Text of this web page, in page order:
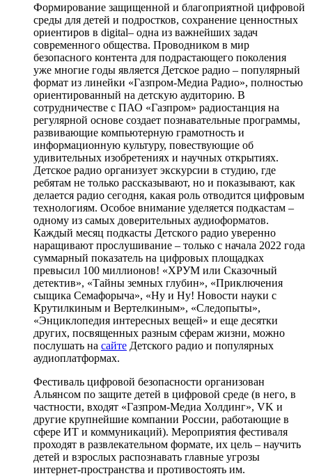
Формирование защищенной и благоприятной цифровой
среды для детей и подростков, сохранение ценностных
ориентиров в digital– одна из важнейших задач
современного общества. Проводником в мир
безопасного контента для подрастающего поколения
уже многие годы является Детское радио – популярный
формат из линейки «Газпром-Медиа Радио», полностью
ориентированный на детскую аудиторию. В
сотрудничестве с ПАО «Газпром» радиостанция на
регулярной основе создает познавательные программы,
развивающие компьютерную грамотность и
информационную культуру, повествующие об
удивительных изобретениях и научных открытиях.
Детское радио организует экскурсии в студию, где
ребятам не только рассказывают, но и показывают, как
делается радио сегодня, какая роль отводится цифровым
технологиям. Особое внимание уделяется подкастам –
одному из самых доверительных аудиоформатов.
Каждый месяц подкасты Детского радио уверенно
наращивают прослушивание – только с начала 2022 года
суммарный показатель на цифровых площадках
превысил 100 миллионов! «ХРУМ или Сказочный
детектив», «Тайны земных глубин», «Приключения
сыщика Семафорыча», «Ну и Ну! Новости науки с
Крутилкиным и Вертелкиным», «Следопыты»,
«Энциклопедия интересных вещей» и еще десятки
других, посвященных разным сферам жизни, можно
послушать на сайте Детского радио и популярных
аудиоплатформах.
Фестиваль цифровой безопасности организован
Альянсом по защите детей в цифровой среде (в него, в
частности, входят «Газпром-Медиа Холдинг», VK и
другие крупнейшие компании России, работающие в
сфере ИТ и коммуникаций). Мероприятия фестиваля
проходят в развлекательном формате, их цель – научить
детей и взрослых распознавать главные угрозы
интернет-пространства и противостоять им.